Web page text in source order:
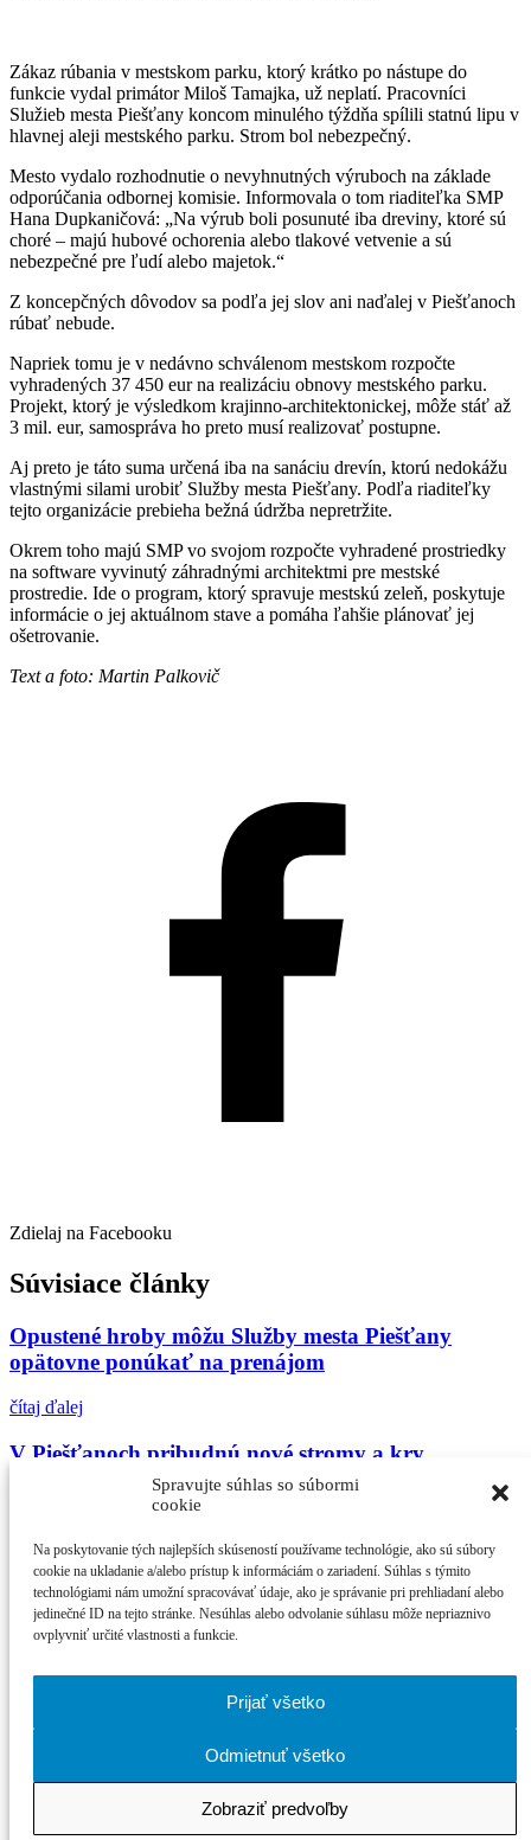
Spravujte súhlas so súbormi
cookie
Na poskytovanie tých najlepších skúseností používame technológie, ako sú súbory
cookie na ukladanie a/alebo prístup k informáciám o zariadení. Súhlas s týmito
technológiami nám umožní spracovávať údaje, ako je správanie pri prehliadaní alebo
jedinečné ID na tejto stránke. Nesúhlas alebo odvolanie súhlasu môže nepriaznivo
ovplyvniť určité vlastnosti a funkcie.
Prijať všetko
Odmietnuť všetko
Zobraziť predvoľby
Zákaz rúbania v mestskom parku, ktorý krátko po nástupe do
funkcie vydal primátor Miloš Tamajka, už neplatí. Pracovníci
Služieb mesta Piešťany koncom minulého týždňa spílili statnú lipu v
hlavnej aleji mestského parku. Strom bol nebezpečný.
Mesto vydalo rozhodnutie o nevyhnutných výruboch na základe
odporúčania odbornej komisie. Informovala o tom riaditeľka SMP
Hana Dupkaničová: „Na výrub boli posunuté iba dreviny, ktoré sú
choré – majú hubové ochorenia alebo tlakové vetvenie a sú
nebezpečné pre ľudí alebo majetok.“
Z koncepčných dôvodov sa podľa jej slov ani naďalej v Piešťanoch
rúbať nebude.
Napriek tomu je v nedávno schválenom mestskom rozpočte
vyhradených 37 450 eur na realizáciu obnovy mestského parku.
Projekt, ktorý je výsledkom krajinno-architektonickej, môže stáť až
3 mil. eur, samospráva ho preto musí realizovať postupne.
Aj preto je táto suma určená iba na sanáciu drevín, ktorú nedokážu
vlastnými silami urobiť Služby mesta Piešťany. Podľa riaditeľky
tejto organizácie prebieha bežná údržba nepretržite.
Okrem toho majú SMP vo svojom rozpočte vyhradené prostriedky
na software vyvinutý záhradnými architektmi pre mestské
prostredie. Ide o program, ktorý spravuje mestskú zeleň, poskytuje
informácie o jej aktuálnom stave a pomáha ľahšie plánovať jej
ošetrovanie.
Text a foto: Martin Palkovič
Zdielaj na Facebooku
Súvisiace články
Opustené hroby môžu Služby mesta Piešťany
opätovne ponúkať na prenájom
čítaj ďalej
V Piešťanoch pribudnú nové stromy a kry
Vysadené stromy v Kocuriciach pomôžu obnoviť
biodiverzitu
čítaj ďalej
21. ročník MFF Cinematik otvorí svetová premi...
zPiešťan.sk